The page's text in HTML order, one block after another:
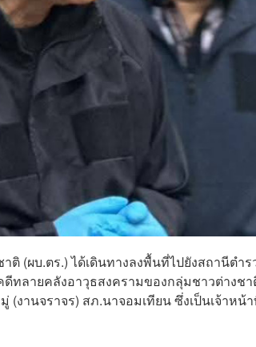
(ผบ.ตร.) ได้เดินทางลงพื้นที่ไปยังสถานีตำร
ทลายคลังอาวุธสงครามของกลุ่มชาวต่างช
านจราจร) สภ.นาจอมเทียน ซึ่งเป็นเจ้าหน้